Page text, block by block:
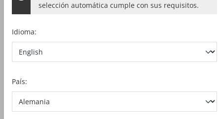
120 x 1,2/1,8 x 20 mm, Z 24, WZ, para el
selección automática cumple con sus requisitos.
Idioma:
País: